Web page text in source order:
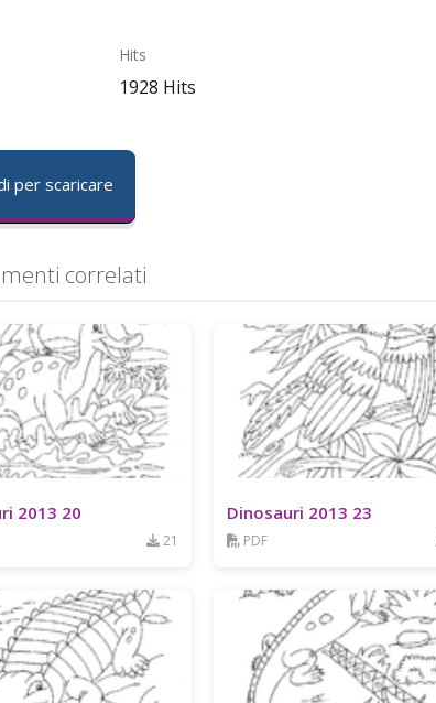
Hits
1928 Hits
per scaricare
correlati
2013 20
21
Dinosauri 2013 23
PDF